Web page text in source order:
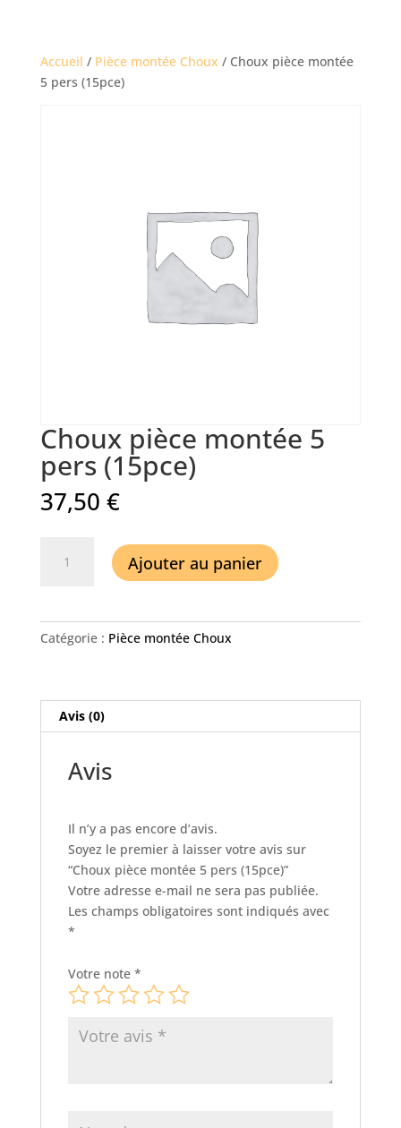
Accueil / Pièce montée Choux / Choux pièce montée
5 pers (15pce)
Choux pièce montée 5
pers (15pce)
37,50 €
montée
Ajouter au panier
Catégorie : Pièce montée Choux
Avis (0)
Avis
Il n’y a pas encore d’avis.
Soyez le premier à laisser votre avis sur
“Choux pièce montée 5 pers (15pce)”
Votre adresse e-mail ne sera pas publiée.
Les champs obligatoires sont indiqués avec
*
Votre note *